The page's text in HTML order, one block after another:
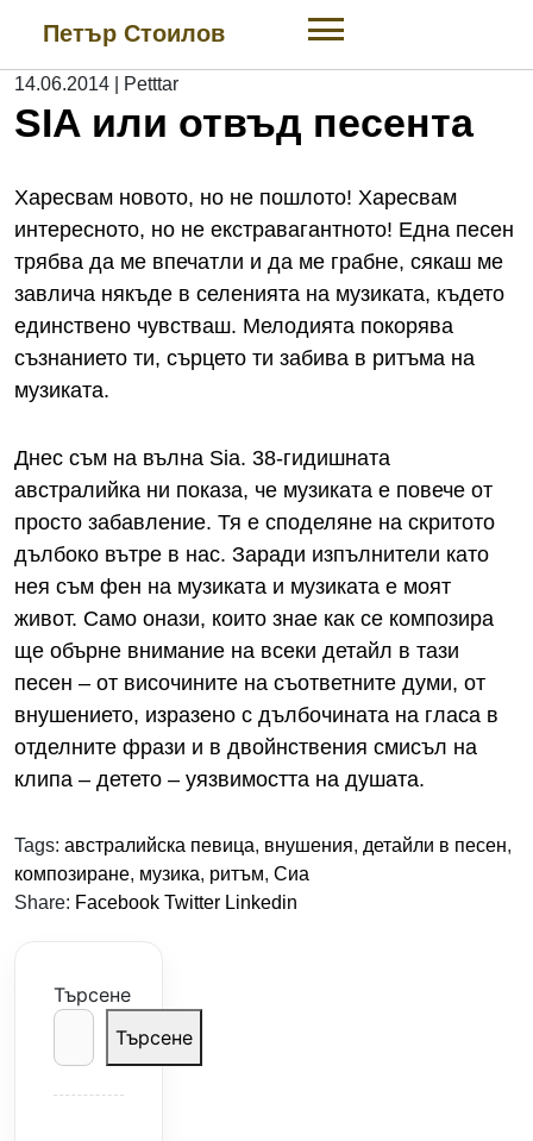
content
Петър Стоилов
14.06.2014 Petttar
SIA или отвъд песента
Харесвам новото, но не пошлото! Харесвам
интересното, но не екстравагантното! Една песен
трябва да ме впечатли и да ме грабне, сякаш ме
завлича някъде в селенията на музиката, където
единствено чувстваш. Мелодията покорява
съзнанието ти, сърцето ти забива в ритъма на
музиката.
Днес съм на вълна Sia. 38-гидишната
австралийка ни показа, че музиката е повече от
просто забавление. Тя е споделяне на скритото
дълбоко вътре в нас. Заради изпълнители като
нея съм фен на музиката и музиката е моят
живот. Само онази, които знае как се композира
ще обърне внимание на всеки детайл в тази
песен – от височините на съответните думи, от
внушението, изразено с дълбочината на гласа в
отделните фрази и в двойнствения смисъл на
клипа – детето – уязвимостта на душата.
Tags: австралийска певица, внушения, детайли в песен,
композиране, музика, ритъм, Сиа
Share: Facebook Twitter Linkedin
Търсене
Търсене